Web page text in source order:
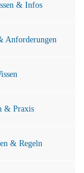
& Infos
Anforderungen
& Praxis
& Regeln